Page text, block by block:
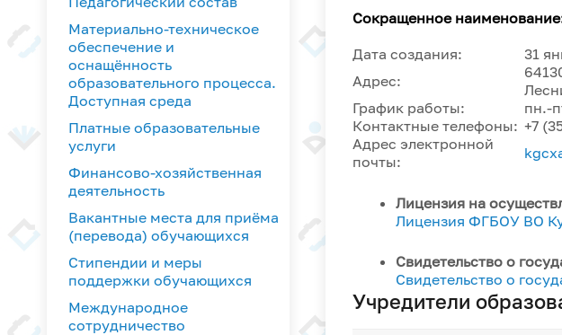
Материально-техническое
обеспечение и
оснащённость
образовательного процесса.
Доступная среда
Платные образовательные
услуги
Финансово-хозяйственная
деятельность
Вакантные места для приёма
(перевода) обучающихся
Стипендии и меры
поддержки обучающихся
Международное
сотрудничество
Сокращенное
Дата создания:
31
Адрес:
График работы:
пн.-
Контактные телефоны: +7
Адрес электронной
почты:
Лицензия на
Лицензия ФГБОУ ВО
Свидетельство о
Свидетельство о
Учредители